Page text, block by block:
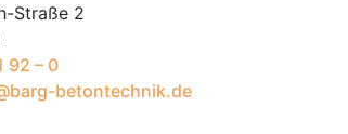
Straße 2
92 – 0
betontechnik.de